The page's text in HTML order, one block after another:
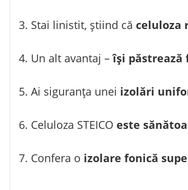
3. Stai linistit, știind că celuloza
4. Un alt avantaj –își păstrează
5. Ai siguranța unei izolări
6. Celuloza STEICO este
7. Confera o izolare fonică